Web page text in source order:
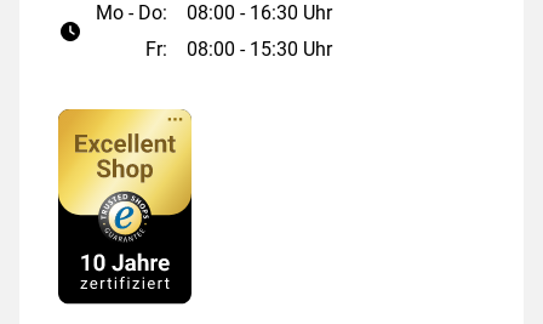
Mo - Do:
08:00 - 16:30 Uhr
Fr:
08:00 - 15:30 Uhr